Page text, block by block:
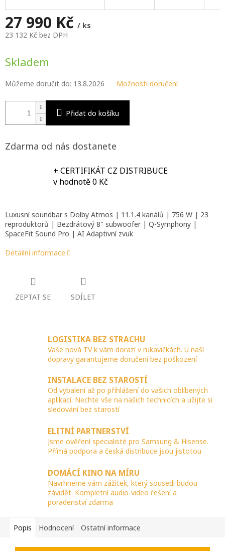
27 990 Kč / ks
23 132 Kč bez DPH
cena:
Skladem
Můžeme doručit do: 13.8.2026 Možnosti doručení
Přidat do košíku
Zdarma od nás dostanete
+ CERTIFIKÁT CZ DISTRIBUCE
v hodnotě 0 Kč
Luxusní soundbar s Dolby Atmos | 11.1.4 kanálů | 756 W | 23
reproduktorů | Bezdrátový 8" subwoofer | Q-Symphony |
SpaceFit Sound Pro | AI Adaptivní zvuk
Detailní informace
ZEPTAT SE SDÍLET
LOGISTIKA BEZ STRACHU
Vaše nová TV k vám dorazí v rukavičkách. U naší
dopravy garantujeme doručení bez poškození
INSTALACE BEZ STAROSTÍ
Od vybalení až po přihlášení do vašich oblíbených
aplikací. Nechte vše na našich technicích a užijte si
sledování bez starostí
ELITNÍ PARTNERSTVÍ
Jsme ověření specialisté pro Samsung & Hisense.
Přímá podpora a česká distribuce jsou jistotou
DOMÁCÍ KINO NA MÍRU
Navrhneme vám zážitek, který sousedi budou
závidět. Kompletní audio-video řešení a
poradenství zdarma
Popis Hodnocení Ostatní informace